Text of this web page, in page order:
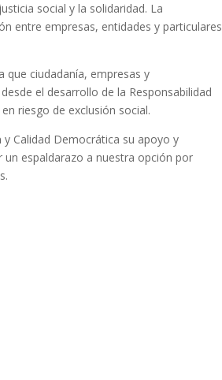
social y la solidaridad. La
entre empresas, entidades y particulares
ciudadanía, empresas y
el desarrollo de la Responsabilidad
riesgo de exclusión social.
Calidad Democrática su apoyo y
espaldarazo a nuestra opción por